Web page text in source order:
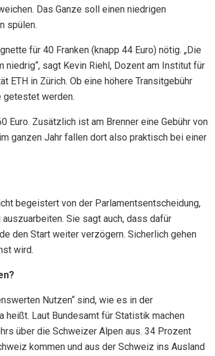
Das Ganze soll einen niedrigen
spülen.
für 40 Franken (knapp 44 Euro) nötig. „Die
sagt Kevin Riehl, Dozent am Institut für
ETH in Zürich. Ob eine höhere Transitgebühr
getestet werden.
Euro. Zusätzlich ist am Brenner eine Gebühr von
ganzen Jahr fallen dort also praktisch bei einer
begeistert von der Parlamentsentscheidung,
Sie sagt auch, dass dafür
den Start weiter verzögern. Sicherlich gehen
wird.
Nutzen“ sind, wie es in der
heißt. Laut Bundesamt für Statistik machen
über die Schweizer Alpen aus. 34 Prozent
kommen und aus der Schweiz ins Ausland